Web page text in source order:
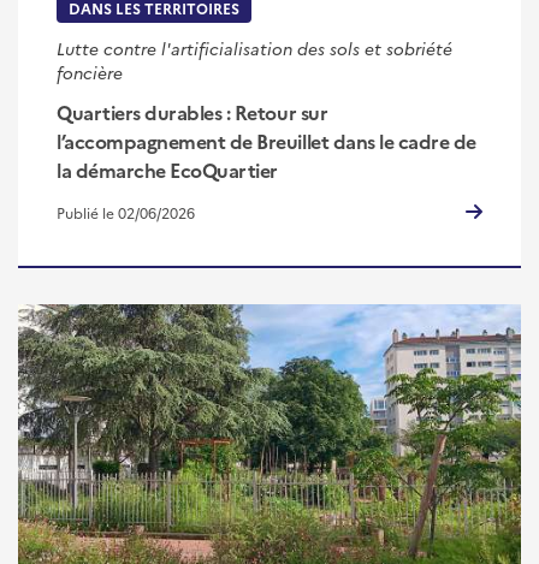
DANS LES TERRITOIRES
Lutte contre l'artificialisation des sols et sobriété
foncière
Quartiers durables : Retour sur
l’accompagnement de Breuillet dans le cadre de
la démarche EcoQuartier
Publié le 02/06/2026